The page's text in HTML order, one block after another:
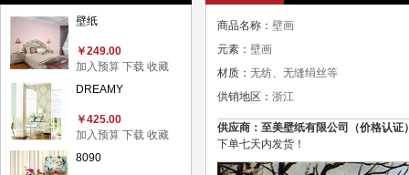
壁纸
￥249.00
加入预算 下载 收藏
DREAMY
￥425.00
加入预算 下载 收藏
8090
商品名称： 壁画
元素： 壁画
材质： 无纺、无缝绢丝等
供销地区： 浙江
供应商：至美壁纸有限公司（价格认
下单七天内发货！